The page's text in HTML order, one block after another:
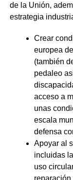
de la Unión,
estrategia
Crear
europea
(también
pedaleo
acceso a
unas
escala
defensa
Apoyar al
incluidas
uso
reparación